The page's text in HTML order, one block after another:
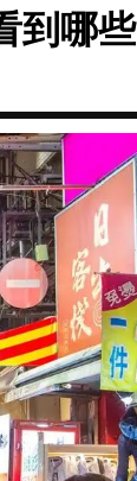
到哪些